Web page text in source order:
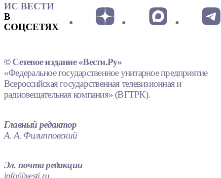
ИС ВЕСТИ
В
СОЦСЕТЯХ
© Сетевое издание «Вести.Ру»
«Федеральное государственное унитарное предприятие
Всероссийская государственная телевизионная и
радиовещательная компания» (ВГТРК).
Главный редактор
А. А. Филипповский
Эл. почта редакции
info@vesti.ru